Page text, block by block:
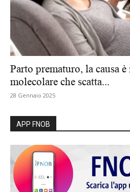
Parto prematuro, la causa
molecolare che scatta...
28 Gennaio 2025
APP FNOB